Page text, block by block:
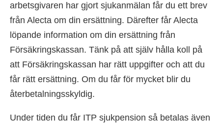
arbetsgivaren har gjort sjukanmälan får du ett brev
från Alecta om din ersättning. Därefter får Alecta
löpande information om din ersättning från
Försäkringskassan. Tänk på att själv hålla koll på
att Försäkringskassan har rätt uppgifter och att du
får rätt ersättning. Om du får för mycket blir du
återbetalningsskyldig.
Under tiden du får ITP sjukpension så betalas även